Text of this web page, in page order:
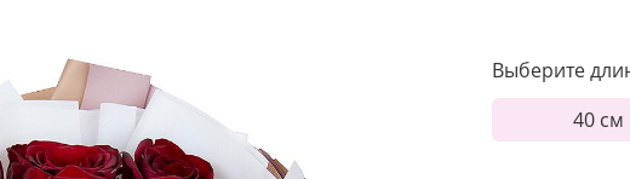
Выберите
40 см